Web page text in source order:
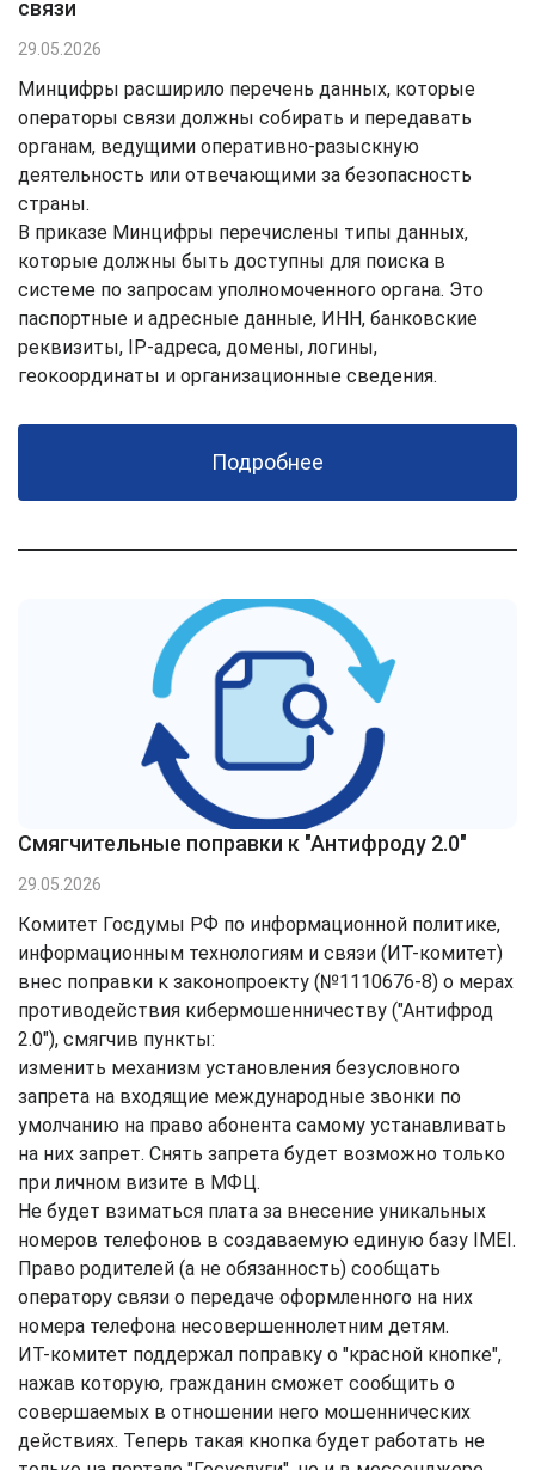
связи
29.05.2026
Минцифры расширило перечень данных, которые
операторы связи должны собирать и передавать
органам, ведущими оперативно-разыскную
деятельность или отвечающими за безопасность
страны.
В приказе Минцифры перечислены типы данных,
которые должны быть доступны для поиска в
системе по запросам уполномоченного органа. Это
паспортные и адресные данные, ИНН, банковские
реквизиты, IP-адреса, домены, логины,
геокоординаты и организационные сведения.
Подробнее
Cмягчительные поправки к "Антифроду 2.0"
29.05.2026
Комитет Госдумы РФ по информационной политике,
информационным технологиям и связи (ИТ-комитет)
внес поправки к законопроекту (№1110676-8) о мерах
противодействия кибермошенничеству ("Антифрод
2.0"), смягчив пункты:
изменить механизм установления безусловного
запрета на входящие международные звонки по
умолчанию на право абонента самому устанавливать
на них запрет. Снять запрета будет возможно только
при личном визите в МФЦ.
Не будет взиматься плата за внесение уникальных
номеров телефонов в создаваемую единую базу IMEI.
Право родителей (а не обязанность) сообщать
оператору связи о передаче оформленного на них
номера телефона несовершеннолетним детям.
ИТ-комитет поддержал поправку о "красной кнопке",
нажав которую, гражданин сможет сообщить о
совершаемых в отношении него мошеннических
действиях. Теперь такая кнопка будет работать не